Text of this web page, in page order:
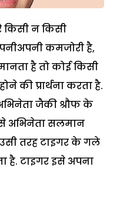
किसी न किसी
कमजोरी है,
है तो कोई किसी
की प्रार्थना करता है.
जैकी श्रौफ के
से अभिनेता सलमान
तरह टाइगर के गले
है. टाइगर इसे अपना